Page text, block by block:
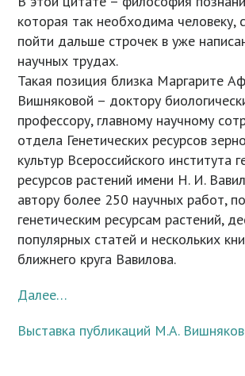
которая так необходима человеку,
пойти дальше строчек в уже
научных трудах.
Такая позиция близка Маргарите
Вишняковой – доктору
профессору, главному научному
отдела Генетических ресурсов
культур Всероссийского института
ресурсов растений имени Н. И.
автору более 250 научных работ,
генетическим ресурсам растений,
популярных статей и нескольких
ближнего круга Вавилова.
Далее…
Выставка публикаций М.А.